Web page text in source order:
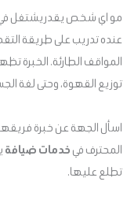
مو اي شخص يقدر يشتغل
عنده تدريب على طريقة
المواقف الطارئة. الخبرة
توزيع القهوة، وحتى لغة
اسأل الجهة عن خبرة
المحترف في خدمات ضيافة
تطلع عليها.